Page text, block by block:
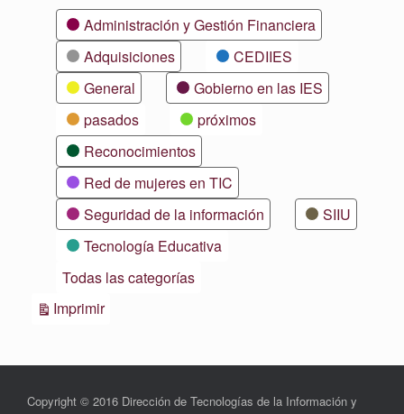
CategoríasAdministración y Gestión Financiera
Adquisiciones
CEDIIES
General
Gobierno en las IES
pasados
próximos
Reconocimientos
Red de mujeres en TIC
Seguridad de la información
SIIU
Tecnología Educativa
Todas las categorías
ImprimirVistas
Copyright © 2016 Dirección de Tecnologías de la Información y